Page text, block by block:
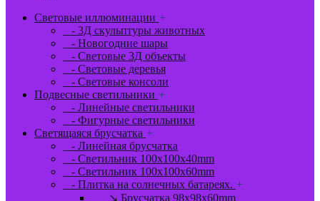
Световые иллюминации +
- 3Д скульптуры животных
- Новогодние шары
- Световые 3Д объекты
- Световые деревья
- Световые консоли
Подвесные светильники +
- Линейные светильники
- Фигурные светильники
Светящаяся брусчатка +
- Линейная брусчатка
- Светильник 100x100x40mm
- Светильник 100x100x60mm
- Плитка на солнечных батареях. +
↘ Брусчатка 98x98x60mm